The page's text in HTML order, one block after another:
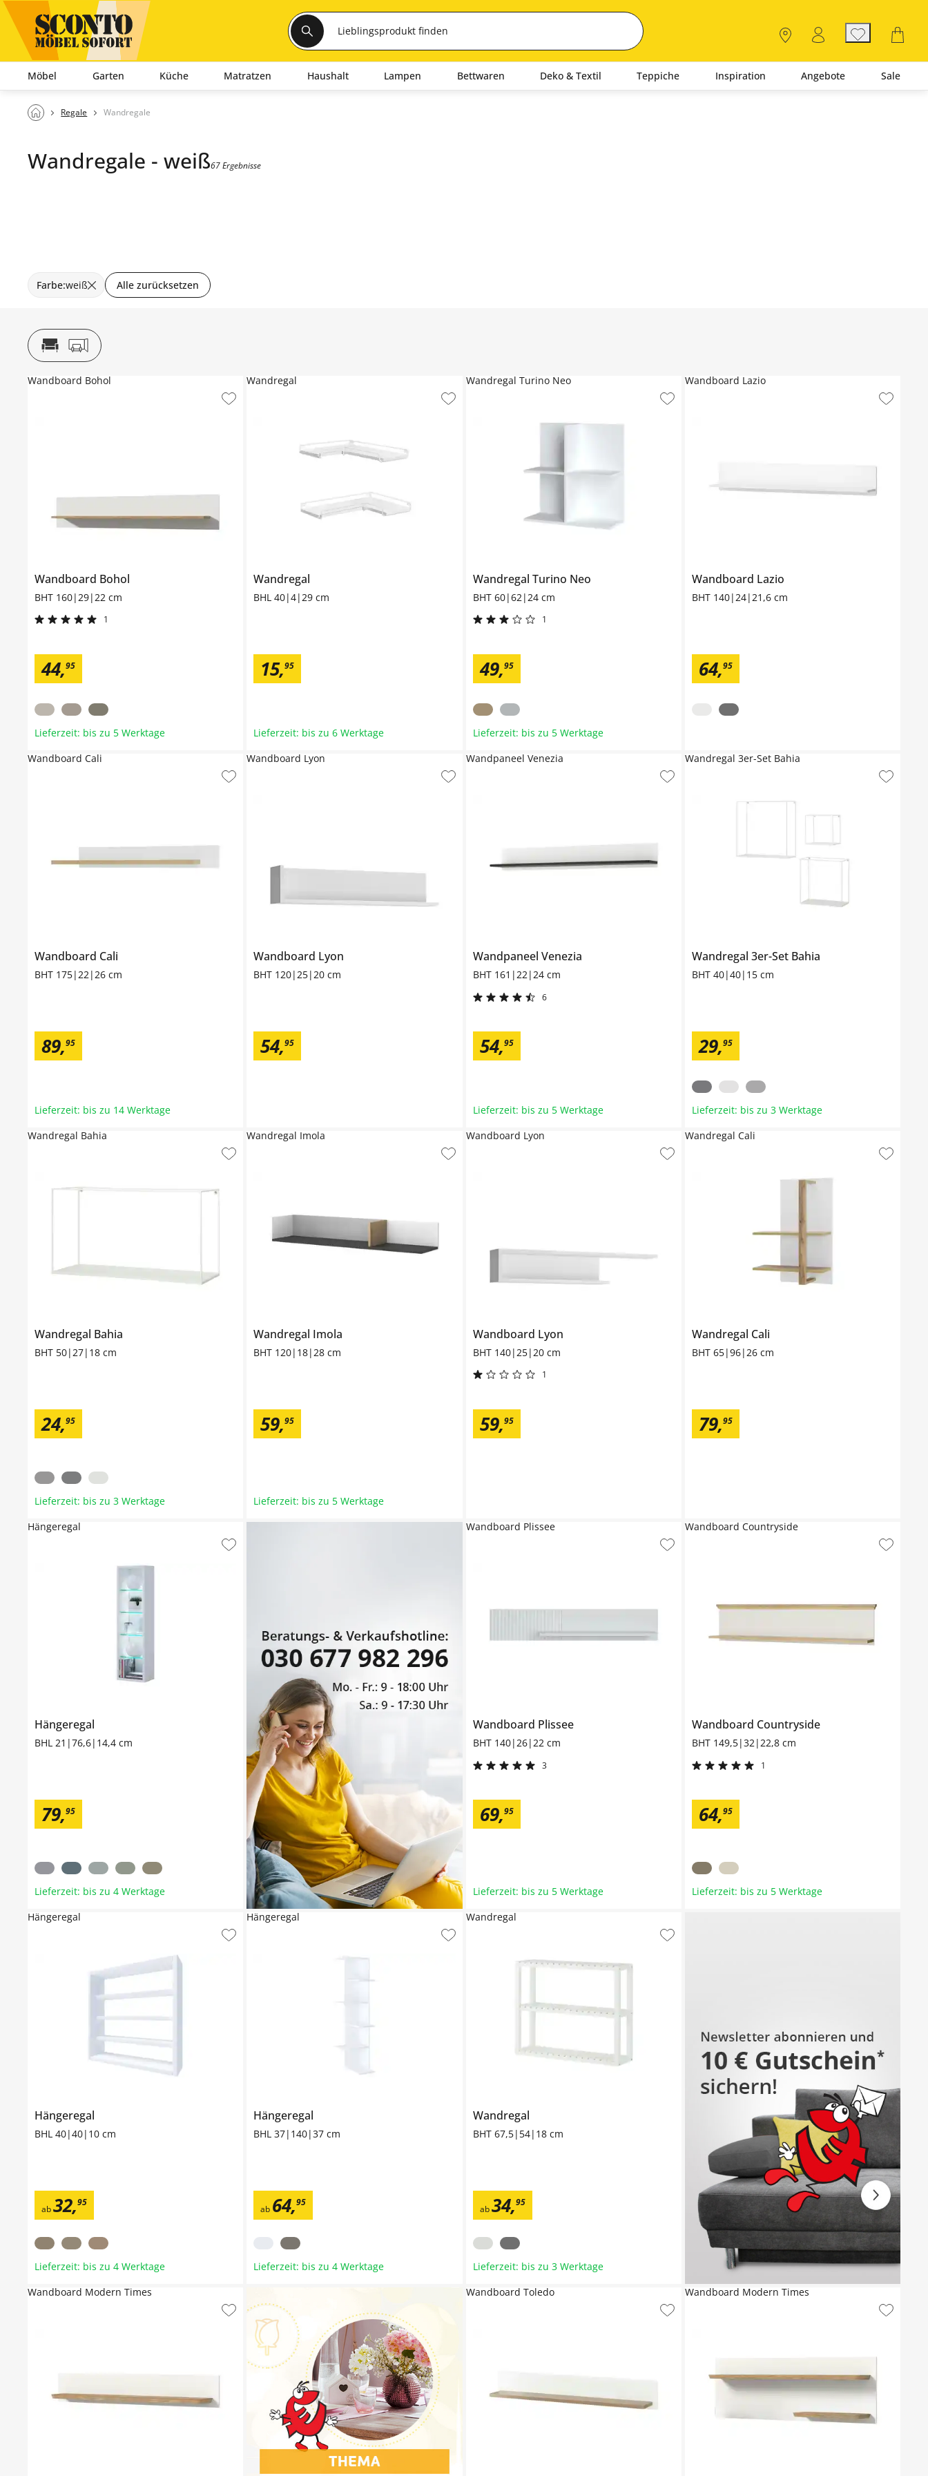
Möbel Garten Küche Matratzen Haushalt Lampen Bettwaren Deko & Textil Teppiche Inspiration Angebote Sale
Regale Wandregale
Wandregale - weiß67 Ergebnisse
Farbe:weiß Alle zurücksetzen
Wandboard Bohol
BHT 160|29|22 cm
1
44,95
Wandboard Bohol
Lieferzeit: bis zu 5 Werktage
Wandregal
BHL 40|4|29 cm
15,95
Wandregal
Lieferzeit: bis zu 6 Werktage
Wandregal Turino Neo
BHT 60|62|24 cm
1
49,95
Wandregal Turino Neo
Lieferzeit: bis zu 5 Werktage
Wandboard Lazio
BHT 140|24|21,6 cm
64,95
Wandboard Lazio
Wandboard Cali
BHT 175|22|26 cm
89,95
Wandboard Cali
Lieferzeit: bis zu 14 Werktage
Wandboard Lyon
BHT 120|25|20 cm
54,95
Wandboard Lyon
Wandpaneel Venezia
BHT 161|22|24 cm
6
54,95
Wandpaneel Venezia
Lieferzeit: bis zu 5 Werktage
Wandregal 3er-Set Bahia
BHT 40|40|15 cm
29,95
Wandregal 3er-Set Bahia
Lieferzeit: bis zu 3 Werktage
Wandregal Bahia
BHT 50|27|18 cm
24,95
Wandregal Bahia
Lieferzeit: bis zu 3 Werktage
Wandregal Imola
BHT 120|18|28 cm
59,95
Wandregal Imola
Lieferzeit: bis zu 5 Werktage
Wandboard Lyon
BHT 140|25|20 cm
1
59,95
Wandboard Lyon
Wandregal Cali
BHT 65|96|26 cm
79,95
Wandregal Cali
Hängeregal
BHL 21|76,6|14,4 cm
79,95
Hängeregal
Lieferzeit: bis zu 4 Werktage
Wandboard Plissee
BHT 140|26|22 cm
3
69,95
Wandboard Plissee
Lieferzeit: bis zu 5 Werktage
Wandboard Countryside
BHT 149,5|32|22,8 cm
1
64,95
Wandboard Countryside
Lieferzeit: bis zu 5 Werktage
Hängeregal
BHL 40|40|10 cm
ab32,95
Hängeregal
Lieferzeit: bis zu 4 Werktage
Hängeregal
BHL 37|140|37 cm
ab 64,95
Hängeregal
Lieferzeit: bis zu 4 Werktage
Wandregal
BHT 67,5|54|18 cm
ab 34,95
Wandregal
Lieferzeit: bis zu 3 Werktage
Wandboard Modern Times
Wandboard Toledo Wandboard Modern Times